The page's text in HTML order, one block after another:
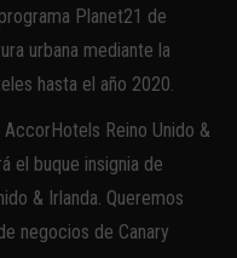
Planet21 de
urbana mediante la
hasta el año 2020.
Reino Unido &
el buque insignia de
& Irlanda. Queremos
negocios de Canary